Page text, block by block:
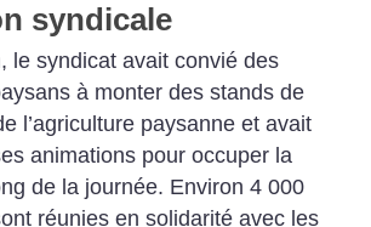
syndicale
le syndicat avait convié des
à monter des stands de
l’agriculture paysanne et avait
animations pour occuper la
de la journée. Environ 4 000
réunies en solidarité avec les